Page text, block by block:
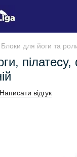
Блоки для йоги та
пілатесу,
Написати відгук